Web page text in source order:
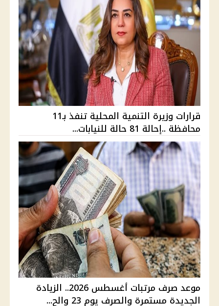
قرارات وزيرة التنمية المحلية تنفذ بـ11
محافظة ..إحالة 81 حالة للنيابات...
موعد صرف مرتبات أغسطس 2026.. الزيادة
الجديدة مستمرة والصرف يوم 23 والح...